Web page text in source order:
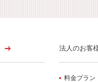
法人のお客
料金プラン